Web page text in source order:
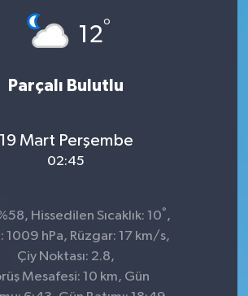
12°
Parçalı Bulutlu
19 Mart Perşembe
02:45
Hissedilen Sıcaklık: 10° ,
1009 hPa, Rüzgar: 17 km/s,
Çiy Noktası: 2.8,
Mesafesi: 10 km, Gün